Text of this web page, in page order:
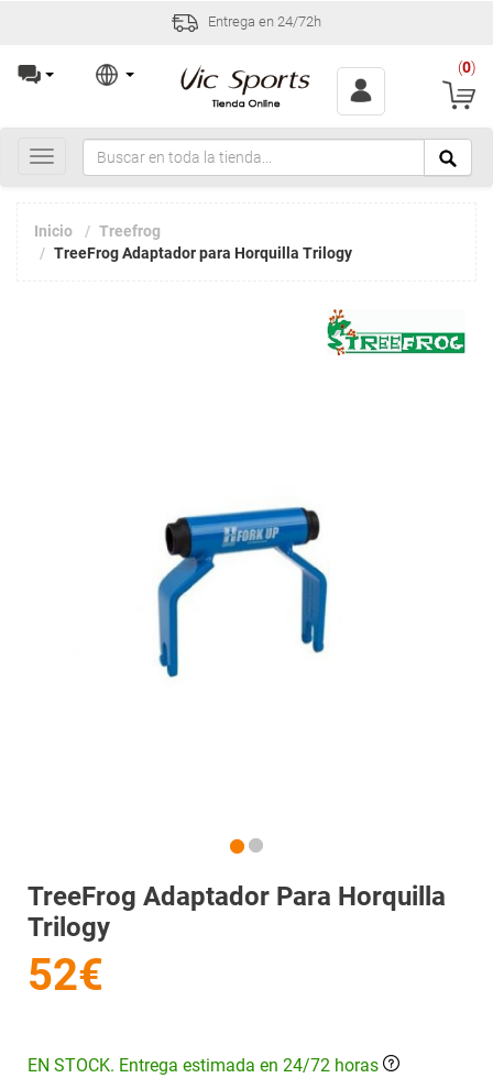
Entrega en 24/72h
(0)
Toggle
navigation
Inicio
Treefrog
TreeFrog Adaptador para Horquilla Trilogy
TreeFrog Adaptador Para Horquilla
Trilogy
52€
EN STOCK. Entrega estimada en 24/72 horas